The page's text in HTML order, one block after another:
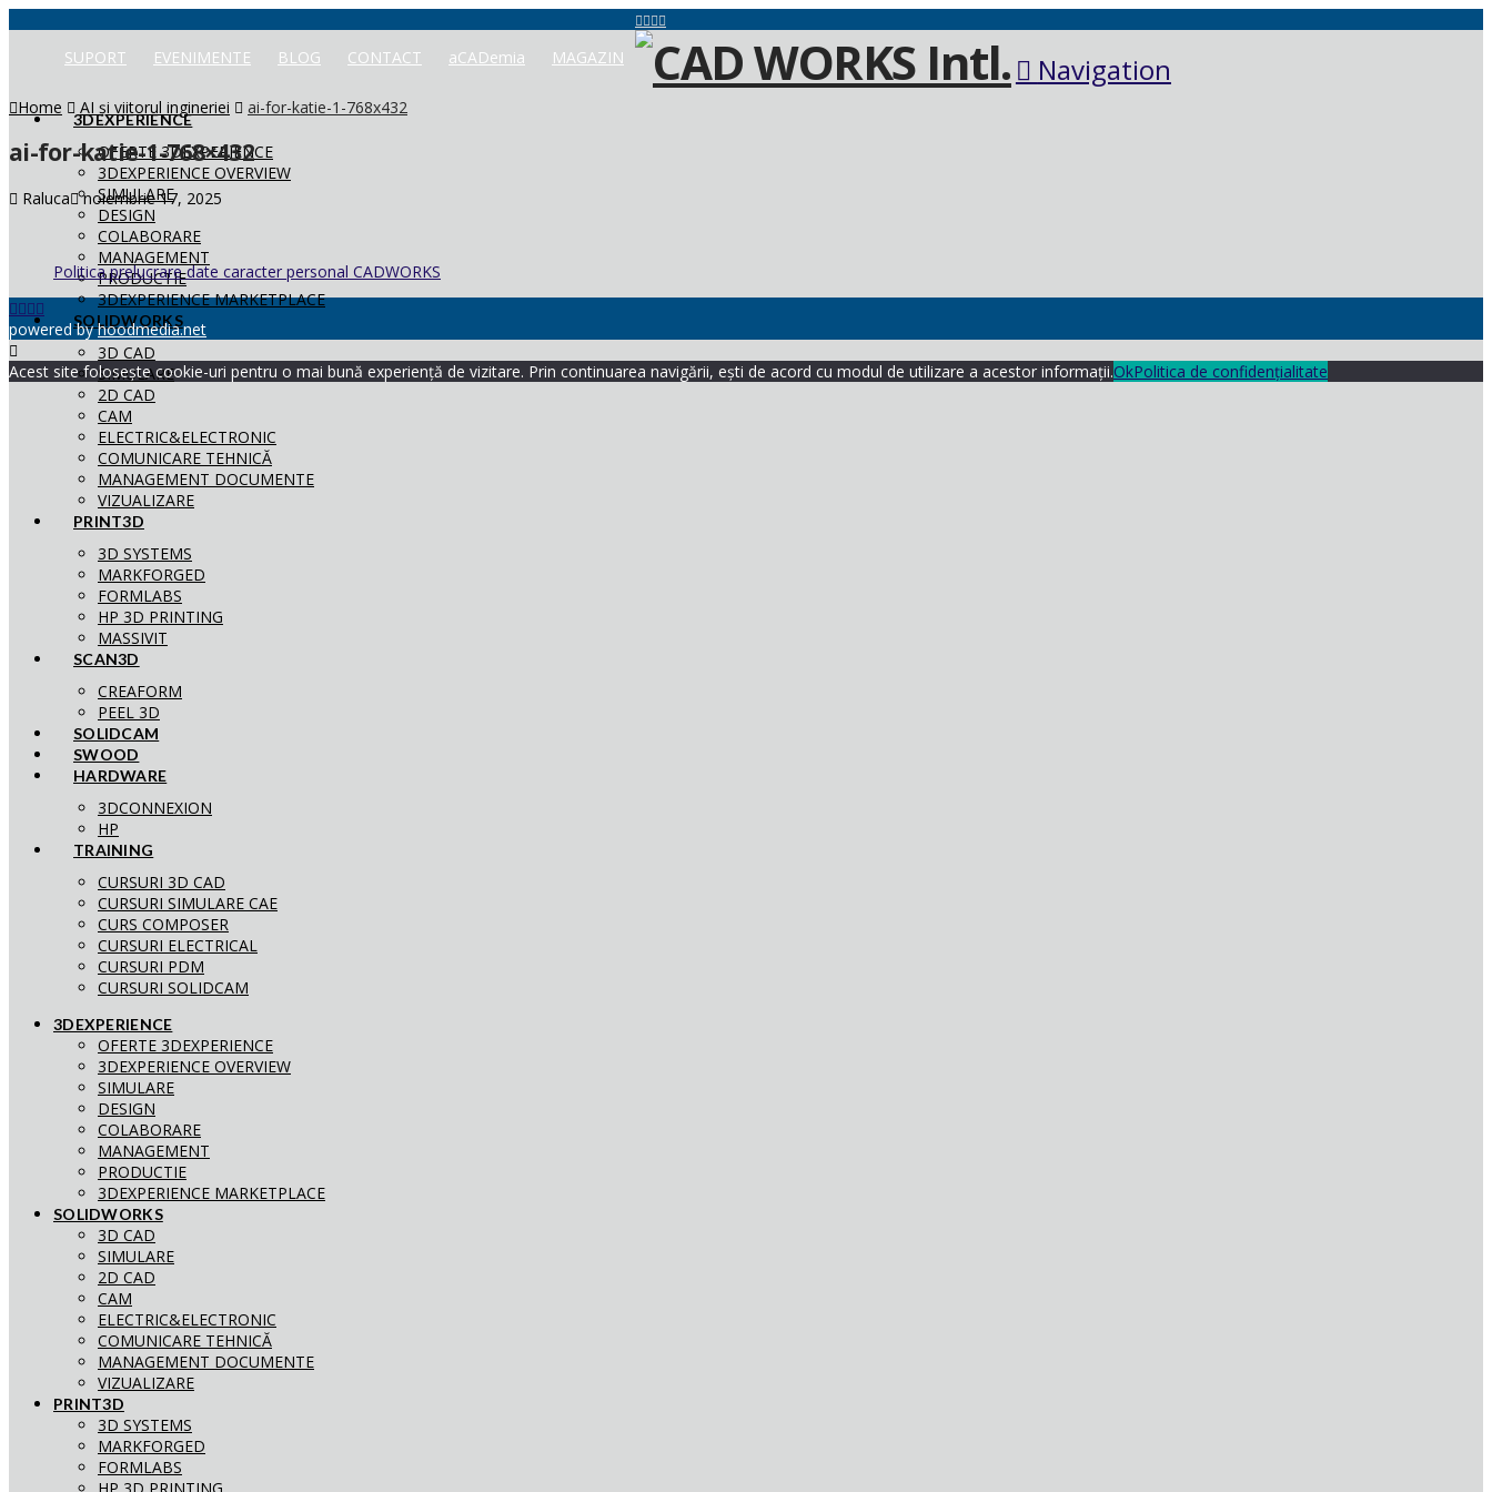
SUPORT EVENIMENTE BLOG CONTACT aCADemia MAGAZIN Navigation
3DEXPERIENCE
OFERTE 3DEXPERIENCE
3DEXPERIENCE OVERVIEW
SIMULARE
DESIGN
COLABORARE
MANAGEMENT
PRODUCTIE
3DEXPERIENCE MARKETPLACE
SOLIDWORKS
3D CAD
SIMULARE
2D CAD
CAM
ELECTRIC&ELECTRONIC
COMUNICARE TEHNICĂ
MANAGEMENT DOCUMENTE
VIZUALIZARE
PRINT3D
3D SYSTEMS
MARKFORGED
FORMLABS
HP 3D PRINTING
MASSIVIT
SCAN3D
CREAFORM
PEEL 3D
SOLIDCAM
SWOOD
HARDWARE
3DCONNEXION
HP
TRAINING
CURSURI 3D CAD
CURSURI SIMULARE CAE
CURS COMPOSER
CURSURI ELECTRICAL
CURSURI PDM
CURSURI SOLIDCAM
3DEXPERIENCE
OFERTE 3DEXPERIENCE
3DEXPERIENCE OVERVIEW
SIMULARE
DESIGN
COLABORARE
MANAGEMENT
PRODUCTIE
3DEXPERIENCE MARKETPLACE
SOLIDWORKS
3D CAD
SIMULARE
2D CAD
CAM
ELECTRIC&ELECTRONIC
COMUNICARE TEHNICĂ
MANAGEMENT DOCUMENTE
VIZUALIZARE
PRINT3D
3D SYSTEMS
MARKFORGED
FORMLABS
Home AI și viitorul ingineriei ai-for-katie-1-768x432
ai-for-katie-1-768×432
Raluca noiembrie 17, 2025
Politica prelucrare date caracter personal CADWORKS
powered byhoodmedia.net
Acest site folosește cookie-uri pentru o mai bună experiență de vizitare. Prin continuarea navigării, ești de acord cu modul de utilizare a acestor informații.OkPolitica de confidențialitate